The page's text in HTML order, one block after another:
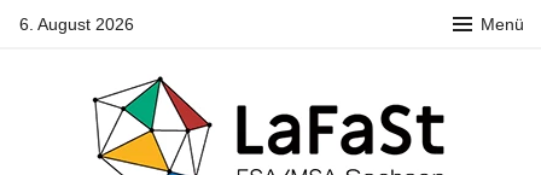
Zum6. August 2026 Menü